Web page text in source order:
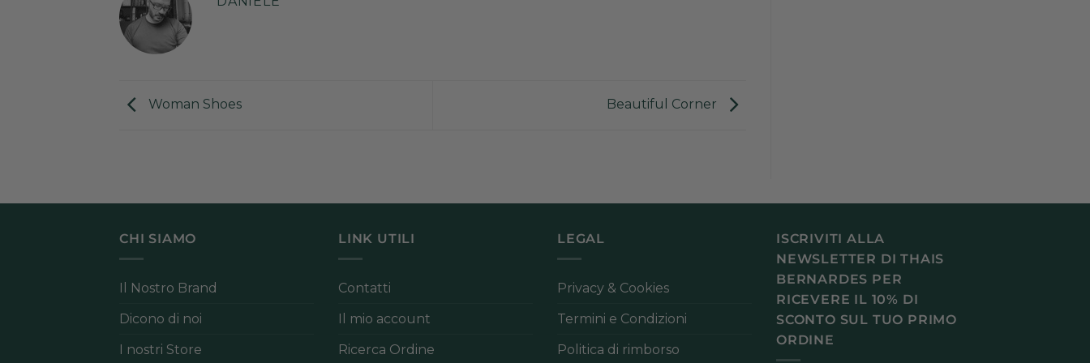
Woman Shoes Beautiful Corner
CHI SIAMO
Il Nostro Brand
Dicono di noi
I nostri Store
LINK UTILI
Contatti
Il mio account
Ricerca Ordine
LEGAL
Privacy & Cookies
Termini e Condizioni
Politica di rimborso
ISCRIVITI ALLA
NEWSLETTER DI THAIS
BERNARDES PER
RICEVERE IL 10% DI
SCONTO SUL TUO PRIMO
ORDINE